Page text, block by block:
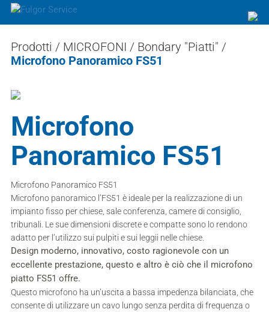
Prodotti / MICROFONI / Bondary "Piatti" /
Microfono Panoramico FS51
Microfono
Panoramico FS51
Microfono Panoramico FS51
Microfono panoramico l’FS51 è ideale per la realizzazione di un
impianto fisso per chiese, sale conferenza, camere di consiglio,
tribunali. Le sue dimensioni discrete e compatte sono lo rendono
adatto per l’utilizzo sui pulpiti e sui leggii nelle chiese.
Design moderno, innovativo, costo ragionevole con un
eccellente prestazione, questo e altro è ciò che il microfono
piatto FS51 offre.
Questo microfono ha un’uscita a bassa impedenza bilanciata, che
consente di utilizzare un cavo lungo senza perdita di frequenza o